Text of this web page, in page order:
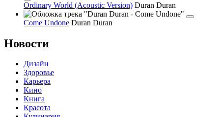
Ordinary World (Acoustic Version) Duran Duran
Come Undone Duran Duran
Новости
Дизайн
Здоровье
Карьера
Кино
Книга
Красота